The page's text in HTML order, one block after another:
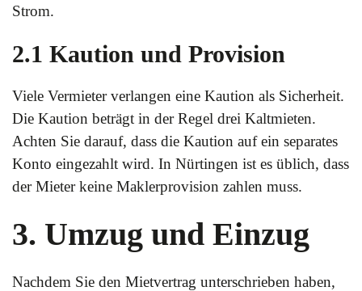
Strom.
2.1 Kaution und Provision
Viele Vermieter verlangen eine Kaution als Sicherheit.
Die Kaution beträgt in der Regel drei Kaltmieten.
Achten Sie darauf, dass die Kaution auf ein separates
Konto eingezahlt wird. In Nürtingen ist es üblich, dass
der Mieter keine Maklerprovision zahlen muss.
3. Umzug und Einzug
Nachdem Sie den Mietvertrag unterschrieben haben,